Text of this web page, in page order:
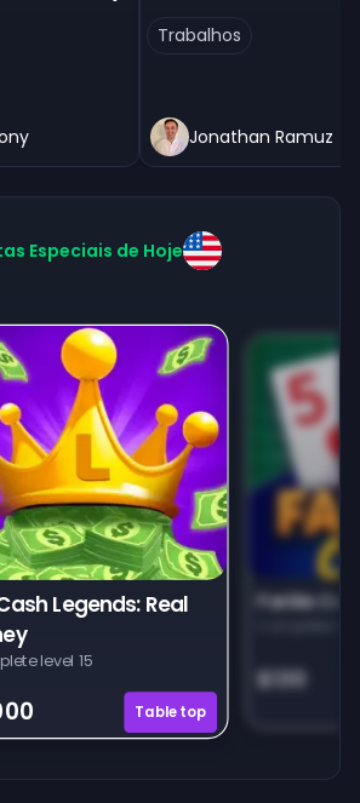
Trabalhos
Jonathan Ramuz
Especiais de Hoje
Farkle
$130
Legends: Real
level 15
Tabletop